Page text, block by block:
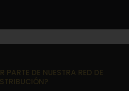
PARTE DE NUESTRA RED DE